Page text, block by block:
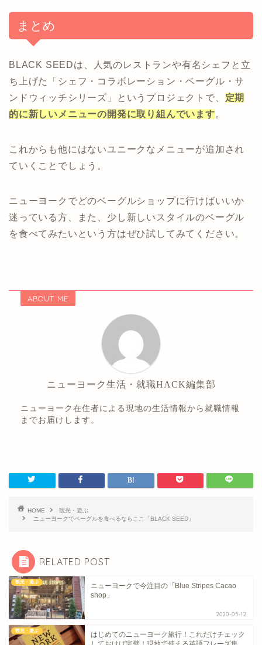
まとめ
BLACK SEEDは、人気のレストランや有名シェフと立
ち上げた「シェフ・コラボレーション・ベーグル・サ
ンドウィッチシリーズ」というプロジェクトで、 定期
的に新しいメニューの開発に取り組んでいます。
これからも他にはないユニークなメニューが追加され
ていくことでしょう。
ニューヨークでどのベーグルショップに行けばいいか
迷っている方、また、少し新しいスタイルのベーグル
を食べてみたいという方はぜひ試してみてください。
ABOUT ME
ニューヨーク生活・就職HACK編集部
ニューヨーク在住者による現地の生活情報から就職情報
までお届けします。
HOME
観光・遊ぶ
ニューヨークでベーグルを食べるならここ「BLACK SEED」
RELATED POST
観光・遊ぶ
ニューヨークで今注目の「Blue Stripes Cacao
shop」
2020-05-12
観光・遊ぶ
はじめてのニューヨーク旅行！これだけチェック